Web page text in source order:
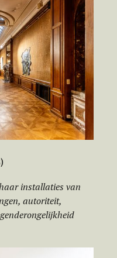
)
installaties van
autoriteit,